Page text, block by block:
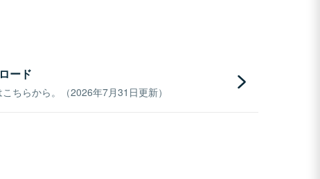
ード
ちらから。（2026年7月31日更新）